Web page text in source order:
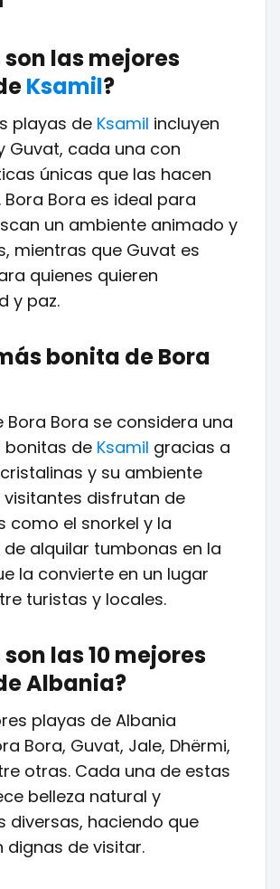
son las mejores
Ksamil?
playas de Ksamil incluyen
Guvat, cada una con
únicas que las hacen
Bora Bora es ideal para
un ambiente animado y
mientras que Guvat es
quienes quieren
y paz.
bonita de Bora
Bora Bora se considera una
bonitas de Ksamil gracias a
y su ambiente
visitantes disfrutan de
como el snorkel y la
alquilar tumbonas en la
la convierte en un lugar
turistas y locales.
las 10 mejores
Albania?
playas de Albania
Bora, Guvat, Jale, Dhërmi,
otras. Cada una de estas
belleza natural y
diversas, haciendo que
dignas de visitar.